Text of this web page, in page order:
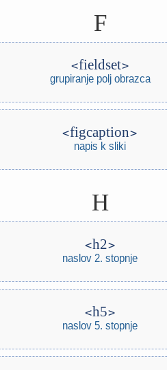
F
fieldset
grupiranje polj obrazca
figcaption
napis k sliki
H
h2
naslov 2. stopnje
h5
naslov 5. stopnje